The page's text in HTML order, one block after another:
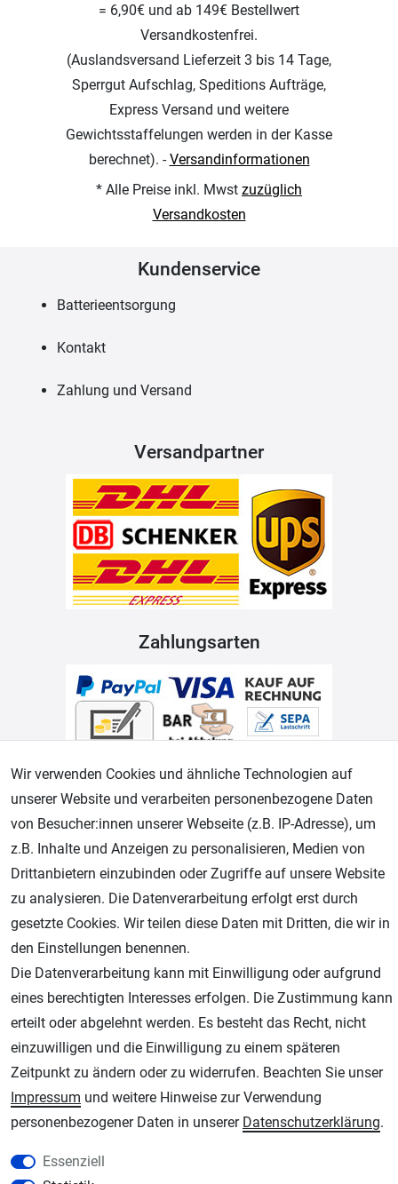
= 6,90€ und ab 149€ Bestellwert
Versandkostenfrei.
(Auslandsversand Lieferzeit 3 bis 14 Tage,
Sperrgut Aufschlag, Speditions Aufträge,
Express Versand und weitere
Gewichtsstaffelungen werden in der Kasse
berechnet). -Versandinformationen
* Alle Preise inkl. Mwst zuzüglich
Versandkosten
Kundenservice
Batterieentsorgung
Kontakt
Zahlung und Versand
Versandpartner
Zahlungsarten
Geprüfter Shop
AGB Widerrufsrecht Datenschutz Impressum
Unsere weiteren Shops:
Schmincke-City.de
Plotter-City.com
Wir verwenden Cookies und ähnliche Technologien auf
unserer Website und verarbeiten personenbezogene Daten
von Besucher:innen unserer Webseite (z.B. IP-Adresse), um
z.B. Inhalte und Anzeigen zu personalisieren, Medien von
Drittanbietern einzubinden oder Zugriffe auf unsere Website
zu analysieren. Die Datenverarbeitung erfolgt erst durch
gesetzte Cookies. Wir teilen diese Daten mit Dritten, die wir in
den Einstellungen benennen.
Die Datenverarbeitung kann mit Einwilligung oder aufgrund
eines berechtigten Interesses erfolgen. Die Zustimmung kann
erteilt oder abgelehnt werden. Es besteht das Recht, nicht
einzuwilligen und die Einwilligung zu einem späteren
Zeitpunkt zu ändern oder zu widerrufen. Beachten Sie unser
Impressum und weitere Hinweise zur Verwendung
personenbezogener Daten in unserer Daten­schutz­erklärung.
Essenziell